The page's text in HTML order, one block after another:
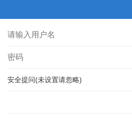
安全提问(未设置请忽略)